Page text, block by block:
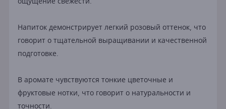
Напиток демонстрирует легкий розовый оттенок, что
говорит о тщательной выращивании и качественной
подготовке.
В аромате чувствуются тонкие цветочные и
фруктовые нотки, что говорит о натуральности и
точности.